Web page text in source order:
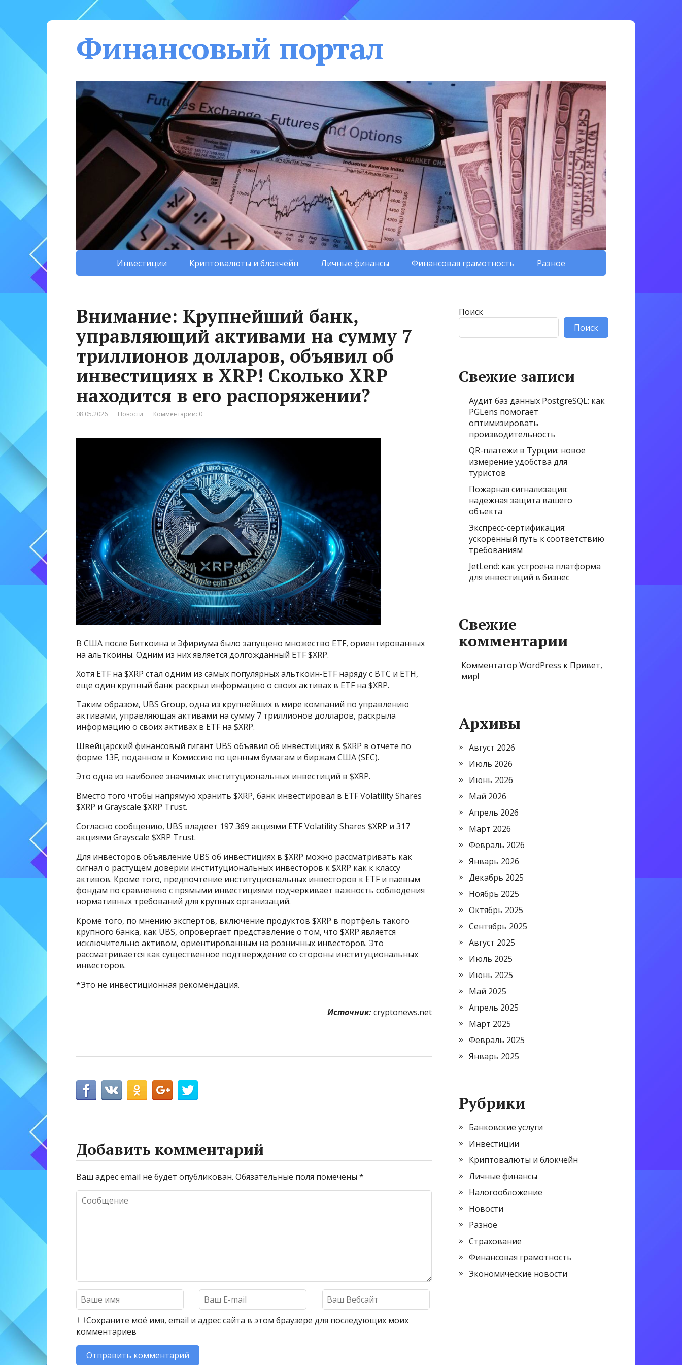
Финансовый портал
Инвестиции Криптовалюты и блокчейн Личные финансы Финансовая грамотность Разное
Внимание: Крупнейший банк,
управляющий активами на сумму 7
триллионов долларов, объявил об
инвестициях в XRP! Сколько XRP
находится в его распоряжении?
08.05.2026 Новости Комментарии: 0
В США после Биткоина и Эфириума было запущено множество ETF, ориентированных
на альткоины. Одним из них является долгожданный ETF $XRP.
Хотя ETF на $XRP стал одним из самых популярных альткоин-ETF наряду с BTC и ETH,
еще один крупный банк раскрыл информацию о своих активах в ETF на $XRP.
Таким образом, UBS Group, одна из крупнейших в мире компаний по управлению
активами, управляющая активами на сумму 7 триллионов долларов, раскрыла
информацию о своих активах в ETF на $XRP.
Швейцарский финансовый гигант UBS объявил об инвестициях в $XRP в отчете по
форме 13F, поданном в Комиссию по ценным бумагам и биржам США (SEC).
Это одна из наиболее значимых институциональных инвестиций в $XRP.
Вместо того чтобы напрямую хранить $XRP, банк инвестировал в ETF Volatility Shares
$XRP и Grayscale $XRP Trust.
Согласно сообщению, UBS владеет 197 369 акциями ETF Volatility Shares $XRP и 317
акциями Grayscale $XRP Trust.
Для инвесторов объявление UBS об инвестициях в $XRP можно рассматривать как
сигнал о растущем доверии институциональных инвесторов к $XRP как к классу
активов. Кроме того, предпочтение институциональных инвесторов к ETF и паевым
фондам по сравнению с прямыми инвестициями подчеркивает важность соблюдения
нормативных требований для крупных организаций.
Кроме того, по мнению экспертов, включение продуктов $XRP в портфель такого
крупного банка, как UBS, опровергает представление о том, что $XRP является
исключительно активом, ориентированным на розничных инвесторов. Это
рассматривается как существенное подтверждение со стороны институциональных
инвесторов.
*Это не инвестиционная рекомендация.
Источник:cryptonews.net
Добавить комментарий
Ваш адрес email не будет опубликован. Обязательные поля помечены *
Сохраните моё имя, email и адрес сайта в этом браузере для последующих моих
комментариев
Поиск
Поиск
Свежие записи
Аудит баз данных PostgreSQL: как
PGLens помогает
оптимизировать
производительность
QR-платежи в Турции: новое
измерение удобства для
туристов
Пожарная сигнализация:
надежная защита вашего
объекта
Экспресс-сертификация:
ускоренный путь к соответствию
требованиям
JetLend: как устроена платформа
для инвестиций в бизнес
Свежие
комментарии
Комментатор WordPress к Привет,
мир!
Архивы
Август 2026
Июль 2026
Июнь 2026
Май 2026
Апрель 2026
Март 2026
Февраль 2026
Январь 2026
Декабрь 2025
Ноябрь 2025
Октябрь 2025
Сентябрь 2025
Август 2025
Июль 2025
Июнь 2025
Май 2025
Апрель 2025
Март 2025
Февраль 2025
Январь 2025
Рубрики
Банковские услуги
Инвестиции
Криптовалюты и блокчейн
Личные финансы
Налогообложение
Новости
Разное
Страхование
Финансовая грамотность
Экономические новости